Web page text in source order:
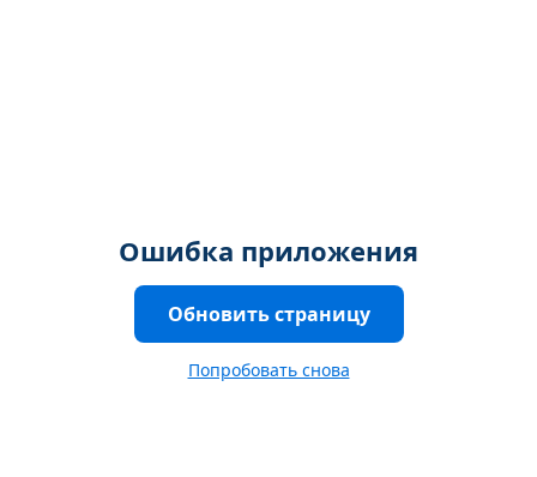
Ошибка приложения
Обновить страницу
Попробовать снова